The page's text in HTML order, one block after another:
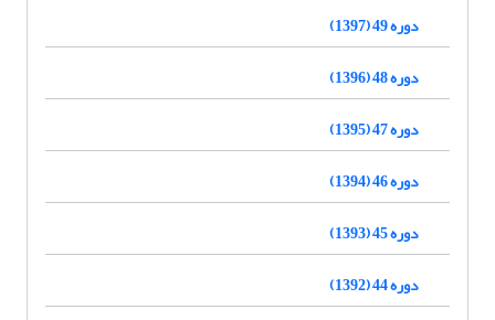
دوره 49 (1397)
دوره 48 (1396)
دوره 47 (1395)
دوره 46 (1394)
دوره 45 (1393)
دوره 44 (1392)